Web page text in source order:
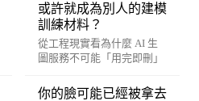
或許就成為別人的建模
訓練材料？
從工程現實看為什麼 AI 生
圖服務不可能「用完即刪」
你的臉可能已經被拿去